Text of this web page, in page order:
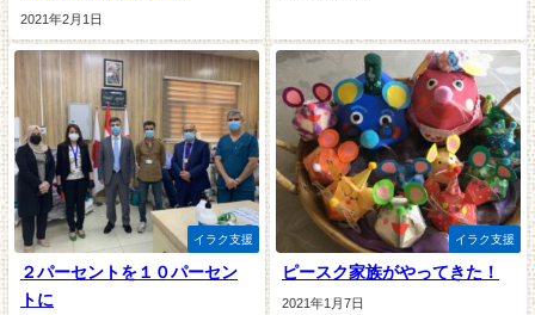
2021年2月1日
イラク支援
２パーセントを１０パーセン
トに
イラク支援
ピースク家族がやってきた！
2021年1月7日